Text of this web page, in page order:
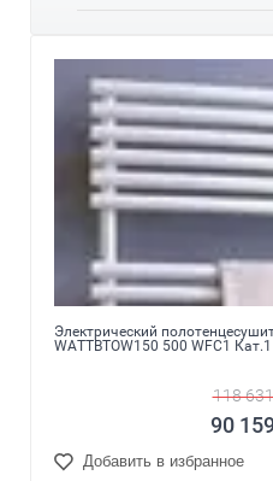
Электрический
WATTBTOW150 500 WFC1 Кат.1
118
90
Добавить в избранное